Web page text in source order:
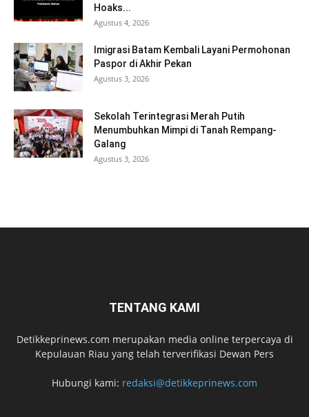
Hoaks...
Agustus 4, 2026
Imigrasi Batam Kembali Layani Permohonan
Paspor di Akhir Pekan
Agustus 3, 2026
Sekolah Terintegrasi Merah Putih
Menumbuhkan Mimpi di Tanah Rempang-
Galang
Agustus 3, 2026
TENTANG KAMI
Detikkeprinews.com merupakan media online terpercaya di
Kepulauan Riau yang telah terverifikasi Dewan Pers
Hubungi kami: redaksi@detikkeprinews.com